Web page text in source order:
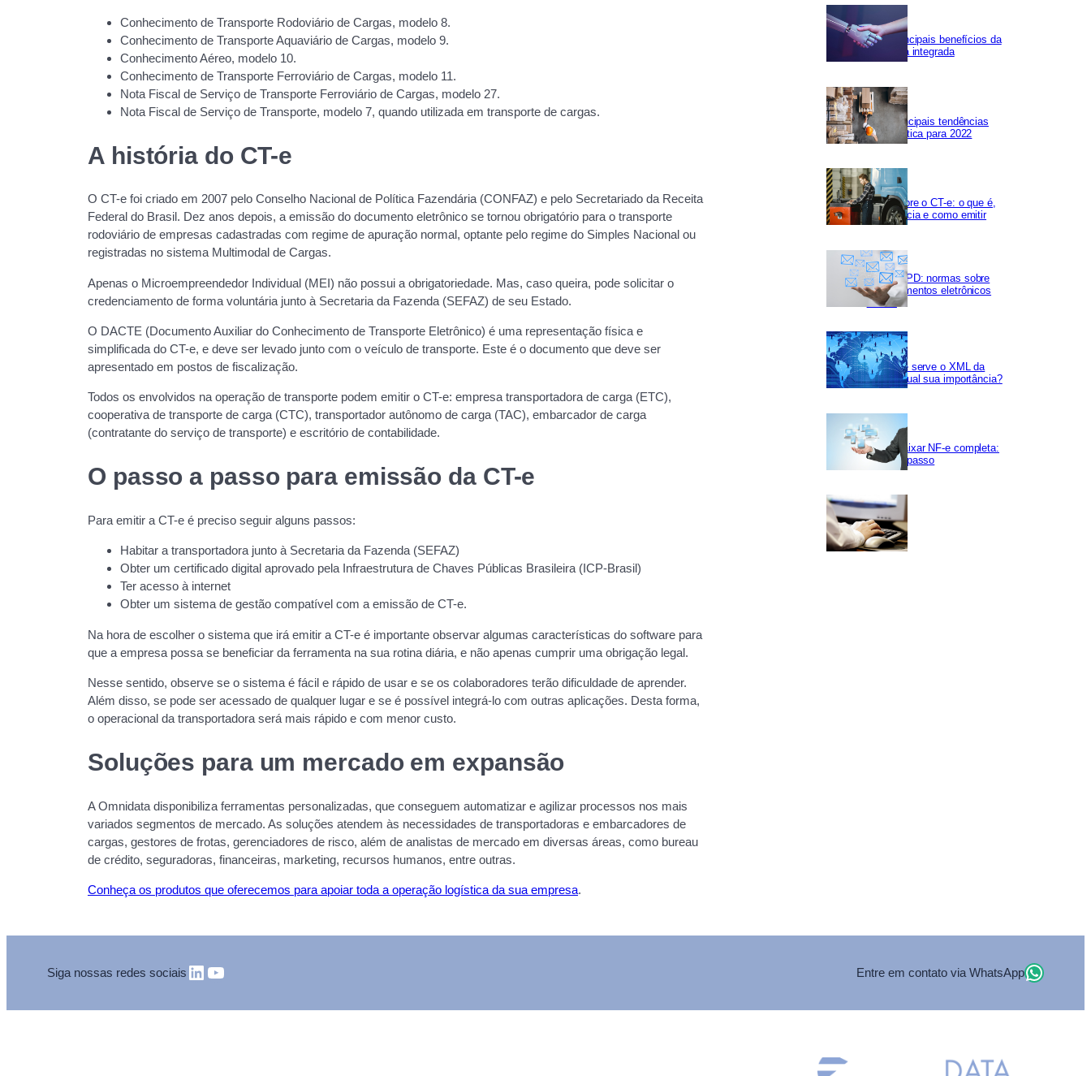
Conhecimento de Transporte Rodoviário de Cargas, modelo 8.
Conhecimento de Transporte Aquaviário de Cargas, modelo 9.
Conhecimento Aéreo, modelo 10.
Conhecimento de Transporte Ferroviário de Cargas, modelo 11.
Nota Fiscal de Serviço de Transporte Ferroviário de Cargas, modelo 27.
Nota Fiscal de Serviço de Transporte, modelo 7, quando utilizada em transporte de cargas.
A história do CT-e
O CT-e foi criado em 2007 pelo Conselho Nacional de Política Fazendária (CONFAZ) e pelo Secretariado da Receita
Federal do Brasil. Dez anos depois, a emissão do documento eletrônico se tornou obrigatório para o transporte
rodoviário de empresas cadastradas com regime de apuração normal, optante pelo regime do Simples Nacional ou
registradas no sistema Multimodal de Cargas.
Apenas o Microempreendedor Individual (MEI) não possui a obrigatoriedade. Mas, caso queira, pode solicitar o
credenciamento de forma voluntária junto à Secretaria da Fazenda (SEFAZ) de seu Estado.
O DACTE (Documento Auxiliar do Conhecimento de Transporte Eletrônico) é uma representação física e
simplificada do CT-e, e deve ser levado junto com o veículo de transporte. Este é o documento que deve ser
apresentado em postos de fiscalização.
Todos os envolvidos na operação de transporte podem emitir o CT-e: empresa transportadora de carga (ETC),
cooperativa de transporte de carga (CTC), transportador autônomo de carga (TAC), embarcador de carga
(contratante do serviço de transporte) e escritório de contabilidade.
O passo a passo para emissão da CT-e
Para emitir a CT-e é preciso seguir alguns passos:
Habitar a transportadora junto à Secretaria da Fazenda (SEFAZ)
Obter um certificado digital aprovado pela Infraestrutura de Chaves Públicas Brasileira (ICP-Brasil)
Ter acesso à internet
Obter um sistema de gestão compatível com a emissão de CT-e.
Na hora de escolher o sistema que irá emitir a CT-e é importante observar algumas características do software para
que a empresa possa se beneficiar da ferramenta na sua rotina diária, e não apenas cumprir uma obrigação legal.
Nesse sentido, observe se o sistema é fácil e rápido de usar e se os colaboradores terão dificuldade de aprender.
Além disso, se pode ser acessado de qualquer lugar e se é possível integrá-lo com outras aplicações. Desta forma,
o operacional da transportadora será mais rápido e com menor custo.
Soluções para um mercado em expansão
A Omnidata disponibiliza ferramentas personalizadas, que conseguem automatizar e agilizar processos nos mais
variados segmentos de mercado. As soluções atendem às necessidades de transportadoras e embarcadores de
cargas, gestores de frotas, gerenciadores de risco, além de analistas de mercado em diversas áreas, como bureau
de crédito, seguradoras, financeiras, marketing, recursos humanos, entre outras.
Conheça os produtos que oferecemos para apoiar toda a operação logística da sua empresa.
Os 5 principais benefícios da
Logística integrada
As 5 principais tendências
em logística para 2022
Tudo sobre o CT-e: o que é,
importância e como emitir
NF-e LGPD: normas sobre
os documentos eletrônicos
fiscais
Para que serve o XML da
NF-e e qual sua importância?
Como baixar NF-e completa:
passo a passo
Siga nossas redes sociais LinkedIn
Youtube Entre em contato via WhatsApp